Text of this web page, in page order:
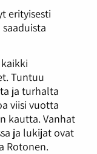
erityisesti
Tuntuu
ja turhalta
viisi vuotta
kautta. Vanhat
ja lukijat ovat
Rotonen.